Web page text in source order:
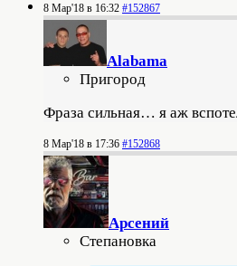
8 Мар'18 в 16:32 #152867
Alabama
Пригород
Фраза сильная… я аж
8 Мар'18 в 17:36 #152868
Арсений
Степановка